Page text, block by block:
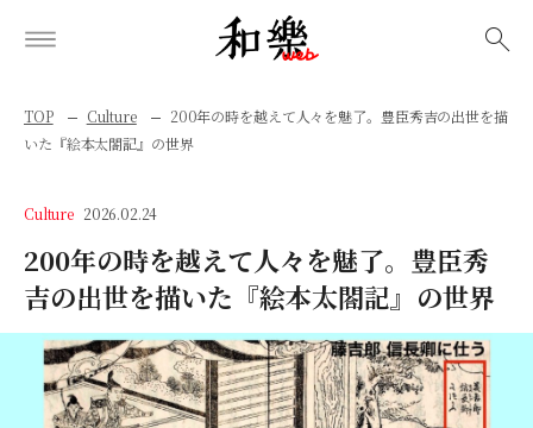
TOP Culture
200年の時を越えて人々を魅了。豊臣秀吉の出世を描
いた『絵本太閤記』の世界
Culture 2026.02.24
200年の時を越えて人々を魅了。豊臣秀
吉の出世を描いた『絵本太閤記』の世界